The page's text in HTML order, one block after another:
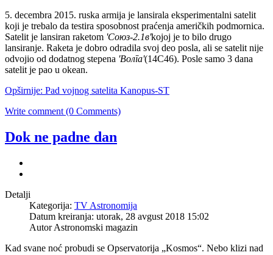
5. decembra 2015. ruska armija je lansirala eksperimentalni satelit
koji je trebalo da testira sposobnost praćenja američkih podmornica.
Satelit je lansiran raketom 'Союз-2.1в'kojoj je to bilo drugo
lansiranje. Raketa je dobro odradila svoj deo posla, ali se satelit nije
odvojio od dodatnog stepena 'Волга'(14C46). Posle samo 3 dana
satelit je pao u okean.
Opširnije: Pad vojnog satelita Kanopus-ST
Write comment (0 Comments)
Dok ne padne dan
Detalji
Kategorija: TV Astronomija
Datum kreiranja: utorak, 28 avgust 2018 15:02
AutorAstronomski magazin
Kad svane noć probudi se Opservatorija „Kosmos“. Nebo klizi nad